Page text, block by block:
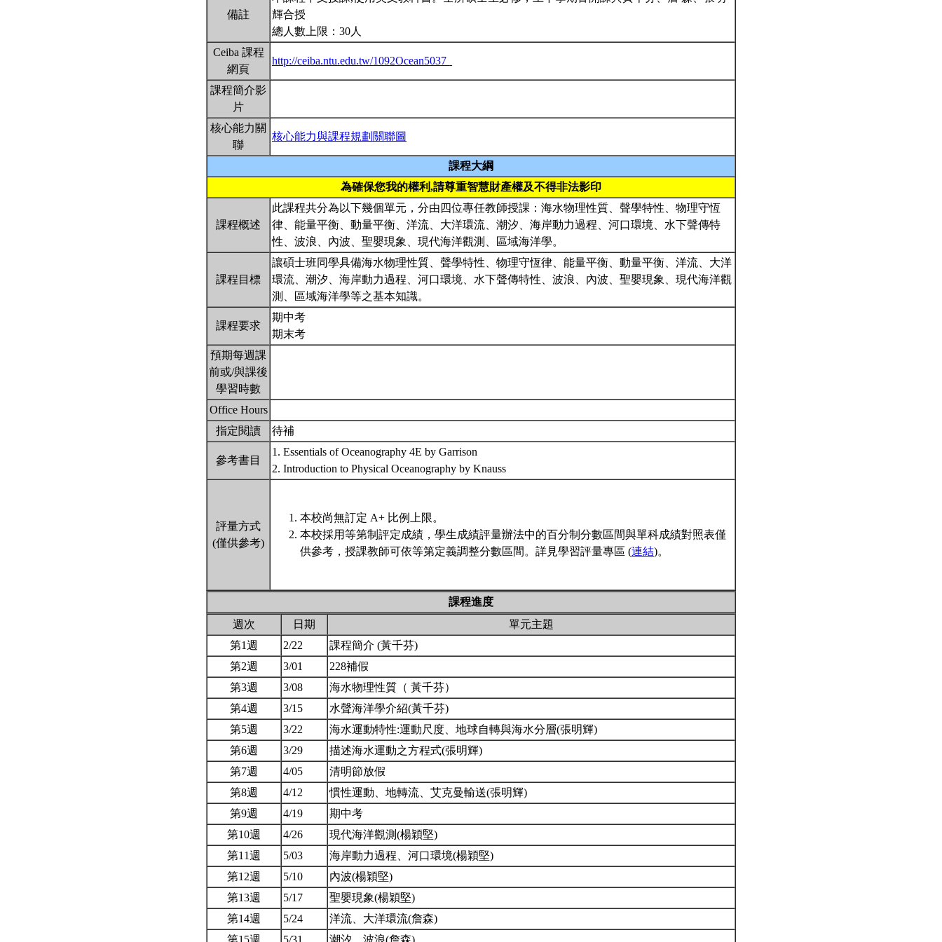
備註
輝合授
總人數上限：30人
Ceiba 課程
網頁
http://ceiba.ntu.edu.tw/1092Ocean5037_
課程簡介影
片
核心能力關
聯
核心能力與課程規劃關聯圖
課程大綱
為確保您我的權利,請尊重智慧財產權及不得非法影印
課程概述
此課程共分為以下幾個單元，分由四位專任教師授課：海水物理性質、聲學特性、物理守恆
律、能量平衡、動量平衡、洋流、大洋環流、潮汐、海岸動力過程、河口環境、水下聲傳特
性、波浪、內波、聖嬰現象、現代海洋觀測、區域海洋學。
課程目標
讓碩士班同學具備海水物理性質、聲學特性、物理守恆律、能量平衡、動量平衡、洋流、大洋
環流、潮汐、海岸動力過程、河口環境、水下聲傳特性、波浪、內波、聖嬰現象、現代海洋觀
測、區域海洋學等之基本知識。
課程要求
期中考
期末考
預期每週課
前或/與課後
學習時數
Office Hours
指定閱讀
待補
參考書目
1. Essentials of Oceanography 4E by Garrison
2. Introduction to Physical Oceanography by Knauss
評量方式
(僅供參考)
本校尚無訂定 A+ 比例上限。
本校採用等第制評定成績，學生成績評量辦法中的百分制分數區間與單科成績對照表僅
供參考，授課教師可依等第定義調整分數區間。詳見學習評量專區 (連結)。
課程進度
週次
日期
單元主題
第1週
2/22
課程簡介 (黃千芬)
第2週
3/01
228補假
第3週
3/08
海水物理性質（ 黃千芬）
第4週
3/15
水聲海洋學介紹(黃千芬)
第5週
3/22
海水運動特性: 運動尺度、地球自轉與海水分層(張明輝)
第6週
3/29
描述海水運動之方程式(張明輝)
第7週
4/05
清明節放假
第8週
4/12
慣性運動、地轉流、艾克曼輸送(張明輝)
第9週
4/19
期中考
第10週
4/26
現代海洋觀測(楊穎堅)
第11週
5/03
海岸動力過程、河口環境(楊穎堅)
第12週
5/10
內波(楊穎堅)
第13週
5/17
聖嬰現象(楊穎堅)
第14週
5/24
洋流、大洋環流(詹森)
第15週
5/31 潮汐、波浪(詹森)